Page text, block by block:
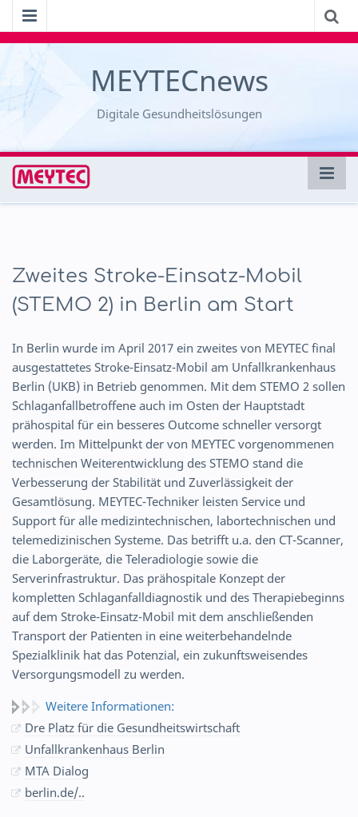
MEYTECnews
Digitale Gesundheitslösungen
Zweites Stroke-Einsatz-Mobil
(STEMO 2) in Berlin am Start
In Berlin wurde im April 2017 ein zweites von MEYTEC final
ausgestattetes Stroke-Einsatz-Mobil am Unfallkrankenhaus
Berlin (UKB) in Betrieb genommen. Mit dem STEMO 2 sollen
Schlaganfallbetroffene auch im Osten der Hauptstadt
prähospital für ein besseres Outcome schneller versorgt
werden. Im Mittelpunkt der von MEYTEC vorgenommenen
technischen Weiterentwicklung des STEMO stand die
Verbesserung der Stabilität und Zuverlässigkeit der
Gesamtlösung. MEYTEC-Techniker leisten Service und
Support für alle medizintechnischen, labortechnischen und
telemedizinischen Systeme. Das betrifft u.a. den CT-Scanner,
die Laborgeräte, die Teleradiologie sowie die
Serverinfrastruktur. Das prähospitale Konzept der
kompletten Schlaganfalldiagnostik und des Therapiebeginns
auf dem Stroke-Einsatz-Mobil mit dem anschließenden
Transport der Patienten in eine weiterbehandelnde
Spezialklinik hat das Potenzial, ein zukunftsweisendes
Versorgungsmodell zu werden.
Weitere Informationen:
Dre Platz für die Gesundheitswirtschaft
Unfallkrankenhaus Berlin
MTA Dialog
berlin.de/..